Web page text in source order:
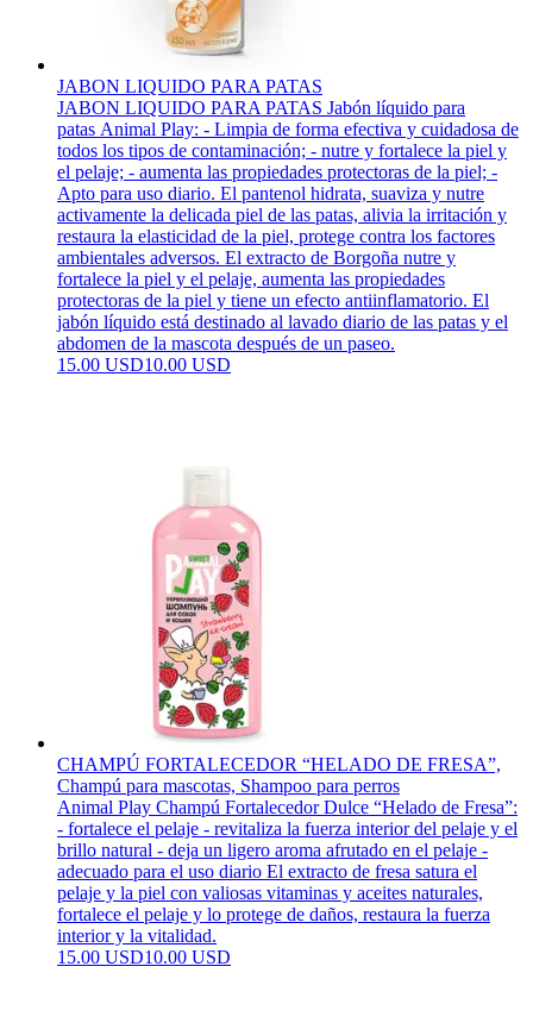
JABON LIQUIDO PARA PATAS
JABON LIQUIDO PARA PATAS Jabón líquido para
patas Animal Play: - Limpia de forma efectiva y cuidadosa de
todos los tipos de contaminación; - nutre y fortalece la piel y
el pelaje; - aumenta las propiedades protectoras de la piel; -
Apto para uso diario. El pantenol hidrata, suaviza y nutre
activamente la delicada piel de las patas, alivia la irritación y
restaura la elasticidad de la piel, protege contra los factores
ambientales adversos. El extracto de Borgoña nutre y
fortalece la piel y el pelaje, aumenta las propiedades
protectoras de la piel y tiene un efecto antiinflamatorio. El
jabón líquido está destinado al lavado diario de las patas y el
abdomen de la mascota después de un paseo.
15.00 USD10.00 USD
CHAMPÚ FORTALECEDOR “HELADO DE FRESA”,
Champú para mascotas, Shampoo para perros
Animal Play Champú Fortalecedor Dulce “Helado de Fresa”:
- fortalece el pelaje - revitaliza la fuerza interior del pelaje y el
brillo natural - deja un ligero aroma afrutado en el pelaje -
adecuado para el uso diario El extracto de fresa satura el
pelaje y la piel con valiosas vitaminas y aceites naturales,
fortalece el pelaje y lo protege de daños, restaura la fuerza
interior y la vitalidad.
15.00 USD10.00 USD